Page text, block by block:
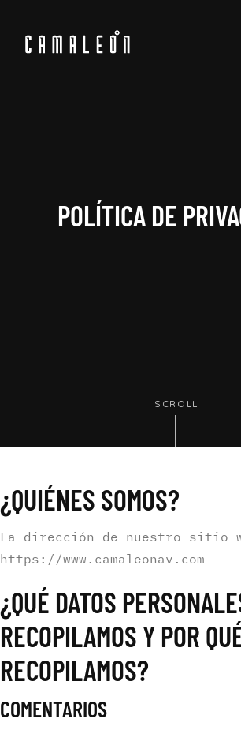
POLÍTICA DE
SCROLL
¿QUIÉNES SOMOS?
La dirección de nuestro sitio
https://www.camaleonav.com
¿QUÉ DATOS
RECOPILAMOS Y POR
RECOPILAMOS?
COMENTARIOS